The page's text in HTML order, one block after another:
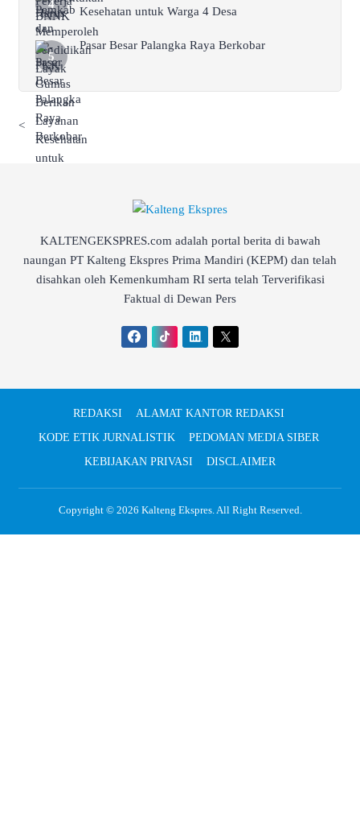
Kesehatan untuk Warga 4 Desa
Pasar Besar Palangka Raya Berkobar
<
KALTENGEKSPRES.com adalah portal berita di bawah
naungan PT Kalteng Ekspres Prima Mandiri (KEPM) dan telah
disahkan oleh Kemenkumham RI serta telah Terverifikasi
Faktual di Dewan Pers
REDAKSI
ALAMAT KANTOR REDAKSI
KODE ETIK JURNALISTIK
PEDOMAN MEDIA SIBER
KEBIJAKAN PRIVASI
DISCLAIMER
Copyright © 2026 Kalteng Ekspres. All Right Reserved.